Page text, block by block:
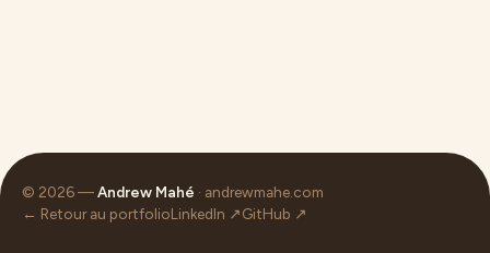
© 2026 —Andrew Mahé · andrewmahe.com
← Retour au portfolioLinkedIn ↗GitHub ↗